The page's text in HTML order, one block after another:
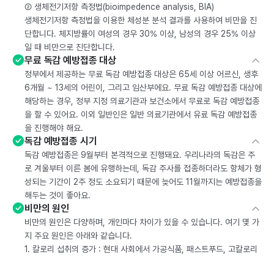
② 생체전기저항 측정법(bioimpedence analysis, BIA)
생체전기저항 측정법을 이용한 체성분 분석 결과를 사용하여 비만을 진
단합니다. 체지방률이 여성의 경우 30% 이상, 남성의 경우 25% 이상
일 때 비만으로 진단합니다.
무료 독감 예방접종 대상
정부에서 제공하는 무료 독감 예방접종 대상은 65세 이상 어르신, 생후
6개월 ~ 13세의 어린이, 그리고 임산부에요. 무료 독감 예방접종 대상에
해당하는 경우, 정부 지정 의료기관과 보건소에서 무료로 독감 예방접종
을 할 수 있어요. 이외 일반인은 일반 의료기관에서 유료 독감 예방접종
을 진행해야 해요.
독감 예방접종 시기
독감 예방접종은 9월부터 본격적으로 진행돼요. 우리나라의 독감은 주
로 겨울부터 이른 봄에 유행하는데, 독감 주사를 접종하더라도 항체가 형
성되는 기간이 2주 정도 소요되기 때문에 늦어도 11월까지는 예방접종을
해두는 것이 좋아요.
비만의 원인
비만의 원인은 다양하며, 개인마다 차이가 있을 수 있습니다. 여기 몇 가
지 주요 원인은 아래와 같습니다.
1. 칼로리 섭취의 증가 : 현대 사회에서 가공식품, 패스트푸드, 고칼로리